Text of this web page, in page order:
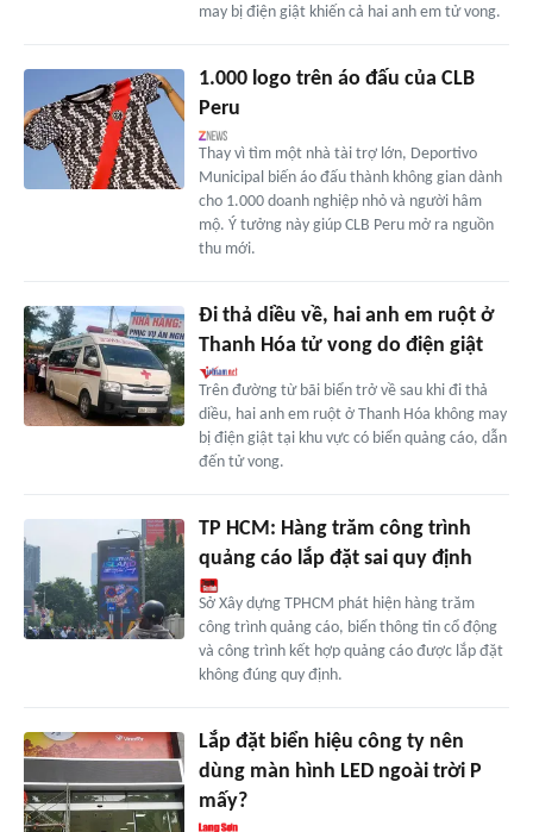
may bị điện giật khiến cả hai anh em tử vong.
1.000 logo trên áo đấu của CLB
Peru
Thay vì tìm một nhà tài trợ lớn, Deportivo
Municipal biến áo đấu thành không gian dành
cho 1.000 doanh nghiệp nhỏ và người hâm
mộ. Ý tưởng này giúp CLB Peru mở ra nguồn
thu mới.
Đi thả diều về, hai anh em ruột ở
Thanh Hóa tử vong do điện giật
Trên đường từ bãi biển trở về sau khi đi thả
diều, hai anh em ruột ở Thanh Hóa không may
bị điện giật tại khu vực có biển quảng cáo, dẫn
đến tử vong.
TP HCM: Hàng trăm công trình
quảng cáo lắp đặt sai quy định
Sở Xây dựng TPHCM phát hiện hàng trăm
công trình quảng cáo, biển thông tin cổ động
và công trình kết hợp quảng cáo được lắp đặt
không đúng quy định.
Lắp đặt biển hiệu công ty nên
dùng màn hình LED ngoài trời P
mấy?